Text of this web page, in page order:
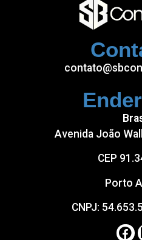
Avenida João
CEP
Porto
CNPJ: